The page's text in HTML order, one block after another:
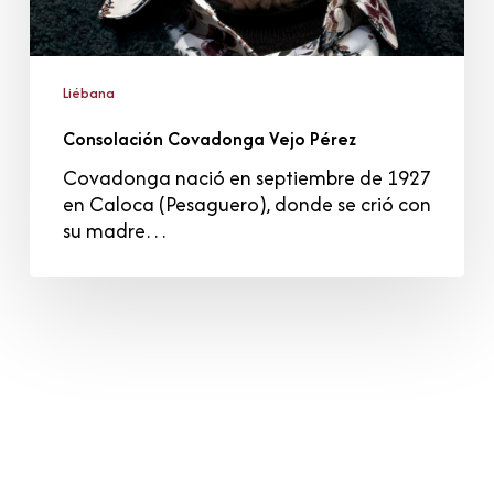
Liébana
Consolación Covadonga Vejo Pérez
Covadonga nació en septiembre de 1927
en Caloca (Pesaguero), donde se crió con
su madre…